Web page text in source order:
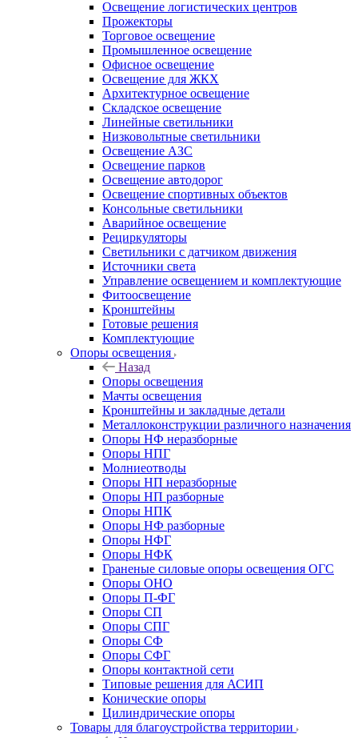
Освещение логистических центров
Прожекторы
Торговое освещение
Промышленное освещение
Офисное освещение
Освещение для ЖКХ
Архитектурное освещение
Складское освещение
Линейные светильники
Низковольтные светильники
Освещение АЗС
Освещение парков
Освещение автодорог
Освещение спортивных объектов
Консольные светильники
Аварийное освещение
Рециркуляторы
Светильники с датчиком движения
Источники света
Управление освещением и комплектующие
Фитоосвещение
Кронштейны
Готовые решения
Комплектующие
Опоры освещения
Назад
Опоры освещения
Мачты освещения
Кронштейны и закладные детали
Металлоконструкции различного назначения
Опоры НФ неразборные
Опоры НПГ
Молниеотводы
Опоры НП неразборные
Опоры НП разборные
Опоры НПК
Опоры НФ разборные
Опоры НФГ
Опоры НФК
Граненые силовые опоры освещения ОГС
Опоры ОНО
Опоры П-ФГ
Опоры СП
Опоры СПГ
Опоры СФ
Опоры СФГ
Опоры контактной сети
Типовые решения для АСИП
Конические опоры
Цилиндрические опоры
Товары для благоустройства территории